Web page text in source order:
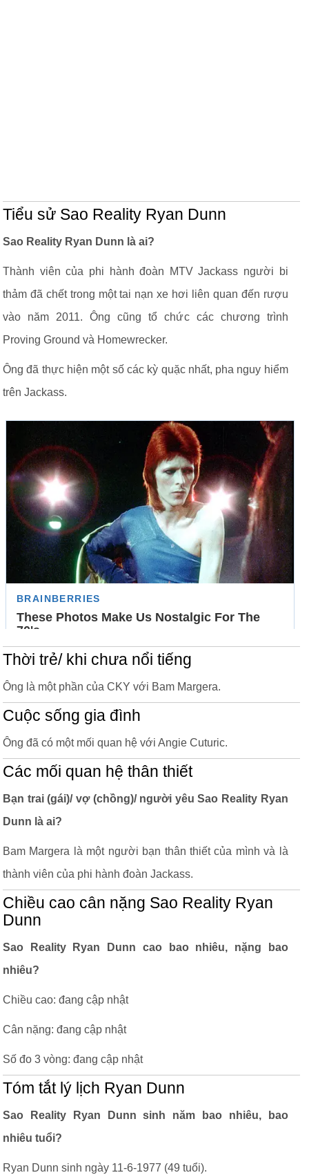
Tiểu sử Sao Reality Ryan Dunn
Sao Reality Ryan Dunn là ai?
Thành viên của phi hành đoàn MTV Jackass người bi
thảm đã chết trong một tai nạn xe hơi liên quan đến rượu
vào năm 2011. Ông cũng tổ chức các chương trình
Proving Ground và Homewrecker.
Ông đã thực hiện một số các kỳ quặc nhất, pha nguy hiểm
trên Jackass.
Thời trẻ/ khi chưa nổi tiếng
Ông là một phần của CKY với Bam Margera.
Cuộc sống gia đình
Ông đã có một mối quan hệ với Angie Cuturic.
Các mối quan hệ thân thiết
Bạn trai (gái)/ vợ (chồng)/ người yêu Sao Reality Ryan
Dunn là ai?
Bam Margera là một người bạn thân thiết của mình và là
thành viên của phi hành đoàn Jackass.
Chiều cao cân nặng Sao Reality Ryan
Dunn
Sao Reality Ryan Dunn cao bao nhiêu, nặng bao
nhiêu?
Chiều cao: đang cập nhật
Cân nặng: đang cập nhật
Số đo 3 vòng: đang cập nhật
Tóm tắt lý lịch Ryan Dunn
Sao Reality Ryan Dunn sinh năm bao nhiêu, bao
nhiêu tuổi?
Ryan Dunn sinh ngày 11-6-1977 (49 tuổi).